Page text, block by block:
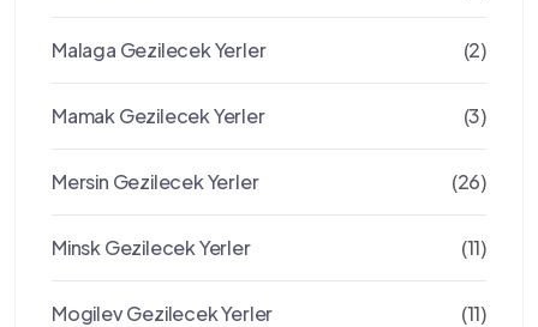
Malaga Gezilecek Yerler (2)
Mamak Gezilecek Yerler (3)
Mersin Gezilecek Yerler (26)
Minsk Gezilecek Yerler (11)
Mogilev Gezilecek Yerler (11)